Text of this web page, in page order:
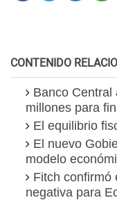
CONTENIDO
Banco Central
millones para
El equilibrio
El nuevo
modelo
Fitch confirmó
negativa para